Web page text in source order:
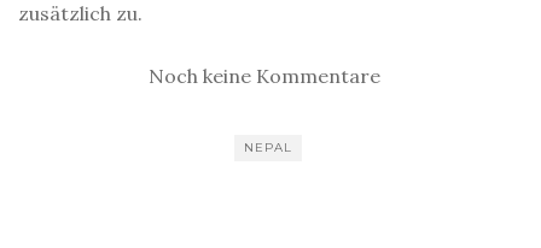
zusätzlich zu.
Noch keine Kommentare
NEPAL